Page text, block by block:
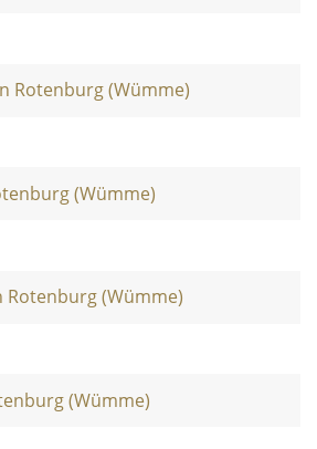
Rotenburg (Wümme)
(Wümme)
Rotenburg (Wümme)
(Wümme)